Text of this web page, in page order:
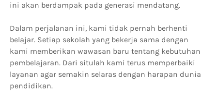
ini akan berdampak pada generasi mendatang.
Dalam perjalanan ini, kami tidak pernah berhenti
belajar. Setiap sekolah yang bekerja sama dengan
kami memberikan wawasan baru tentang kebutuhan
pembelajaran. Dari situlah kami terus memperbaiki
layanan agar semakin selaras dengan harapan dunia
pendidikan.